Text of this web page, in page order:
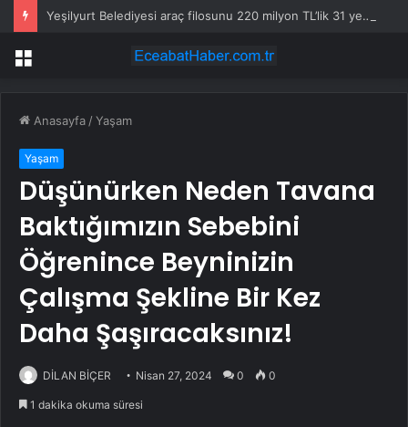
Yeşilyurt Belediyesi araç filosunu 220 milyon TL’lik 31 yeni iş makinasıyla güçlendirdi
Menü
Anasayfa /Yaşam
Yaşam
Düşünürken Neden Tavana
Baktığımızın Sebebini
Öğrenince Beyninizin
Çalışma Şekline Bir Kez
Daha Şaşıracaksınız!
DİLAN BİÇER Nisan 27, 2024 0 0
1 dakika okuma süresi